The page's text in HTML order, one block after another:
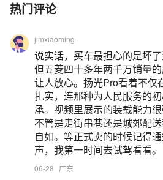
热门评论
jimxiaoming
说实话，买车最担心的是坏了
但五菱四十多年两千万销量
让人放心。扬光Pro看着不仅
扎实，连那种为人民服务的
承。视频里展示的装载能力
不管是走街串巷还是城郊配
自如。等正式卖的时候记得
声，我第一时间去试驾看看。
06-28 广东